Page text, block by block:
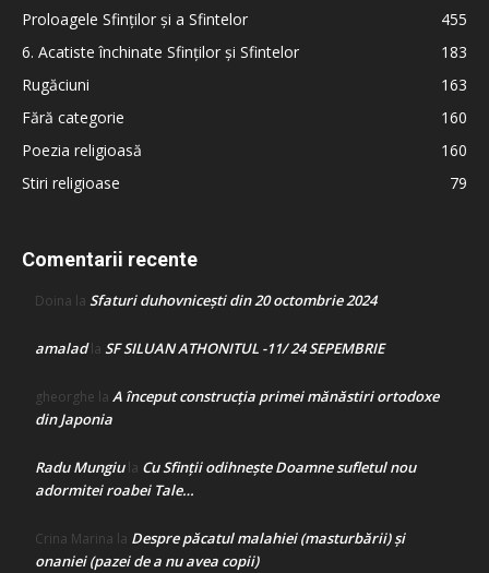
Proloagele Sfinților și a Sfintelor
455
6. Acatiste închinate Sfinților și Sfintelor
183
Rugăciuni
163
Fără categorie
160
Poezia religioasă
160
Stiri religioase
79
Comentarii recente
Doina la Sfaturi duhovnicești din 20 octombrie 2024
amaladla SF SILUAN ATHONITUL -11/ 24 SEPEMBRIE
gheorghe la A început construcţia primei mănăstiri ortodoxe
din Japonia
Radu Mungiula Cu Sfinții odihnește Doamne sufletul nou
adormitei roabei Tale…
Crina Marina la Despre păcatul malahiei (masturbării) şi
onaniei (pazei de a nu avea copii)